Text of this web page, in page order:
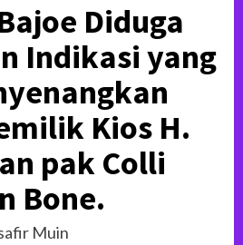
Diduga
Indikasi yang
Kios H.
pak Colli
Bone.
Muin